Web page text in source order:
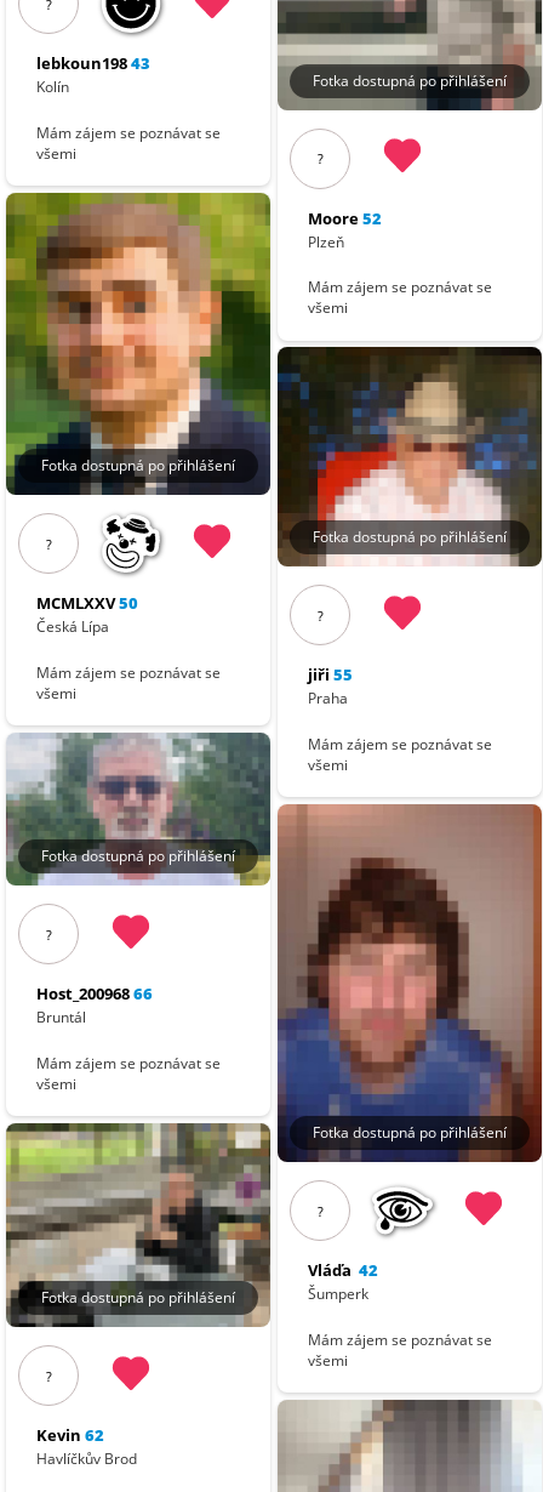
?
lebkoun19843
Kolín
Mám zájem se poznávat se
všemi
Fotka dostupná po přihlášení
?
MCMLXXV50
Česká Lípa
Mám zájem se poznávat se
všemi
Fotka dostupná po přihlášení
?
Host_20096866
Bruntál
Mám zájem se poznávat se
všemi
Fotka dostupná po přihlášení
?
Kevin 62
Havlíčkův Brod
Fotka dostupná po přihlášení
?
Moore52
Plzeň
Mám zájem se poznávat se
všemi
Fotka dostupná po přihlášení
?
jiři 55
Praha
Mám zájem se poznávat se
všemi
Fotka dostupná po přihlášení
?
Vláďa 42
Šumperk
Mám zájem se poznávat se
všemi